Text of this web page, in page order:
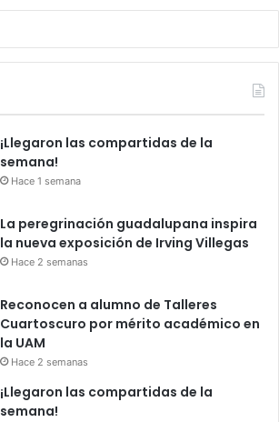
¡Llegaron las compartidas de la
semana!
Hace 1 semana
La peregrinación guadalupana inspira
la nueva exposición de Irving Villegas
Hace 2 semanas
Reconocen a alumno de Talleres
Cuartoscuro por mérito académico en
la UAM
Hace 2 semanas
¡Llegaron las compartidas de la
semana!